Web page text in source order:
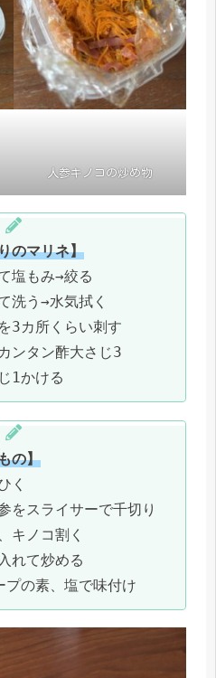
人参キノコの炒め物
のマリネ】
塩もみ→絞る
洗う→水気拭く
3カ所くらい刺す
ンタン酢大さじ3
1かける
の】
く
をスライサーで千切り
キノコ割く
れて炒める
の素、塩で味付け